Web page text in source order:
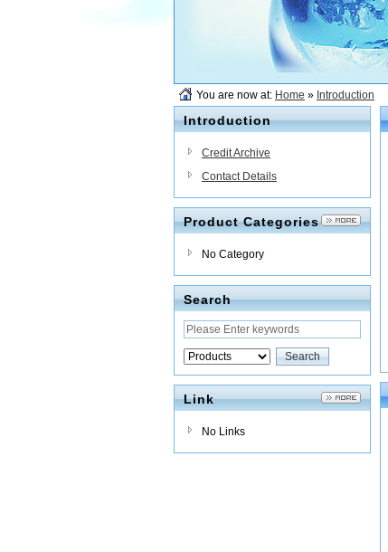
You are now at: Home » Introduction
Introduction
Credit Archive
Contact Details
Product Categories
No Category
Search
Link
No Links